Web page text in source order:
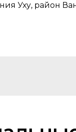
Уху, район